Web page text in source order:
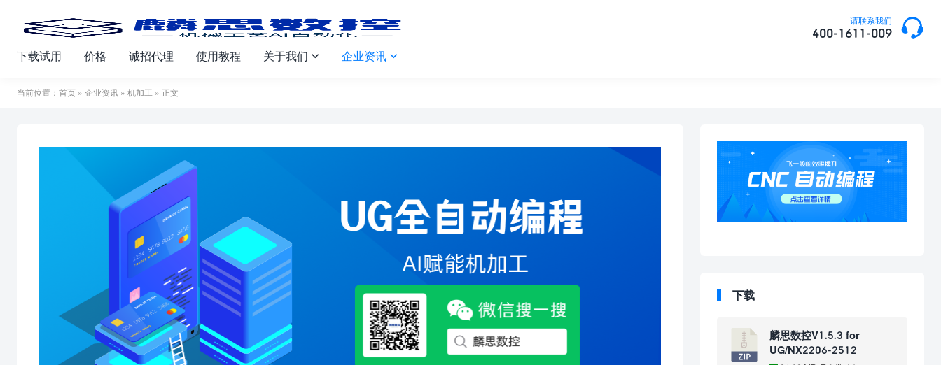
请联系我们
400-1611-009 
下载试用 价格 诚招代理 使用教程 关于我们  企业资讯 
当前位置： 首页 » 企业资讯 » 机加工 » 正文
下载
麟思数控V1.5.3 for
UG/NX2206-2512